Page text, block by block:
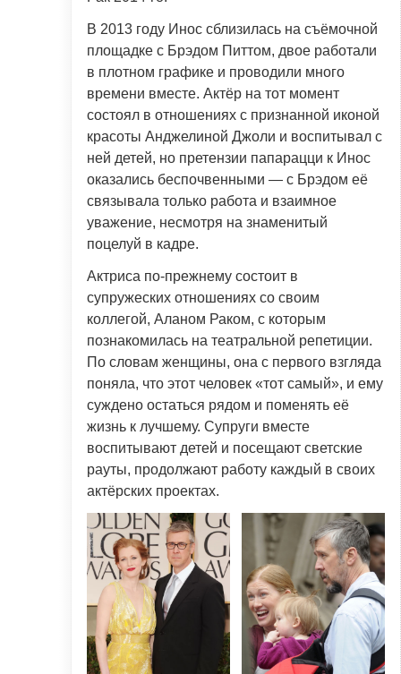
В 2013 году Инос сблизилась на съёмочной
площадке с Брэдом Питтом, двое работали
в плотном графике и проводили много
времени вместе. Актёр на тот момент
состоял в отношениях с признанной иконой
красоты Анджелиной Джоли и воспитывал с
ней детей, но претензии папарацци к Инос
оказались беспочвенными — с Брэдом её
связывала только работа и взаимное
уважение, несмотря на знаменитый
поцелуй в кадре.
Актриса по-прежнему состоит в
супружеских отношениях со своим
коллегой, Аланом Раком, с которым
познакомилась на театральной репетиции.
По словам женщины, она с первого взгляда
поняла, что этот человек «тот самый», и ему
суждено остаться рядом и поменять её
жизнь к лучшему. Супруги вместе
воспитывают детей и посещают светские
рауты, продолжают работу каждый в своих
актёрских проектах.